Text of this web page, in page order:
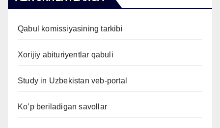
Qabul komissiyasining tarkibi
Xorijiy abituriyentlar qabuli
Study in Uzbekistan veb-portal
Ko’p beriladigan savollar